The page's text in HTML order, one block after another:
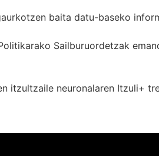
baita datu-baseko
Sailburuordetzak
itzultzaile neuronalaren Itzuli+